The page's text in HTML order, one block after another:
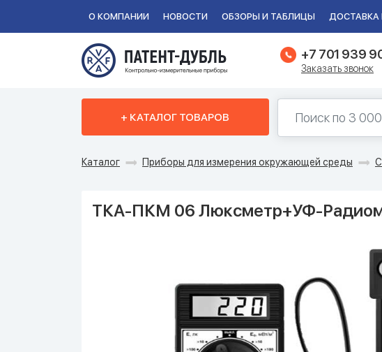
О КОМПАНИИ НОВОСТИ ОБЗОРЫ И ТАБЛИЦЫ ДОСТАВКА
+7 701 939
Заказать звонок
+ КАТАЛОГ ТОВАРОВ
Каталог Приборы для измерения окружающей среды
ТКА-ПКМ 06 Люксметр+УФ-